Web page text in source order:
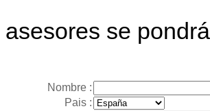
se
Nombre :
Pais :